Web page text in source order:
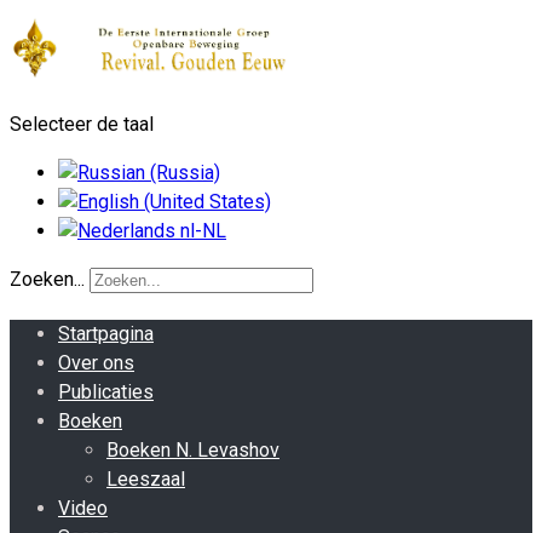
Selecteer de taal
Zoeken...
Startpagina
Over ons
Publicaties
Boeken
Boeken N. Levashov
Leeszaal
Video